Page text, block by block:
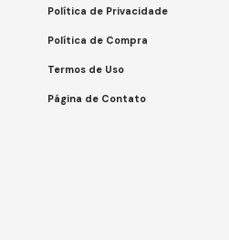
Política de Privacidade
Política de Compra
Termos de Uso
Página de Contato